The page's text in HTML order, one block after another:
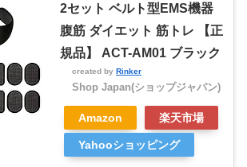
2セット ベルト型EMS機器
腹筋 ダイエット 筋トレ 【正
規品】 ACT-AM01 ブラック
created by Rinker
Shop Japan(ショップジャパン)
Amazon 楽天市場
Yahooショッピング